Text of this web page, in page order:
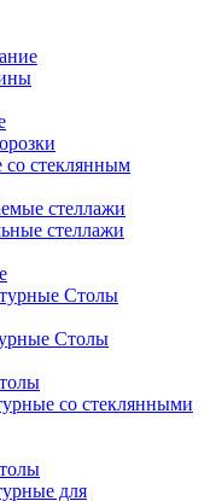
стеклянным
стеллажи
стеллажи
Столы
Столы
со стеклянными
для